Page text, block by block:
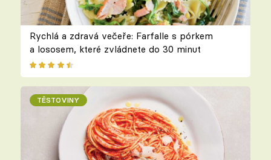
Rychlá a zdravá večeře: Farfalle s pórkem
a lososem, které zvládnete do 30 minut
TĚSTOVINY